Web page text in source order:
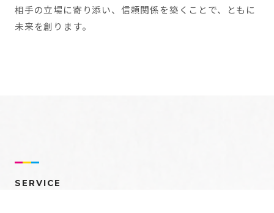
相手の立場に寄り添い、信頼関係を築くことで、ともに
未来を創ります。
SERVICE